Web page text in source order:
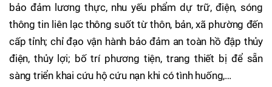
bảo đảm lương thực, nhu yếu phẩm dự trữ, điện, sóng
thông tin liên lạc thông suốt từ thôn, bản, xã phường đến
cấp tỉnh; chỉ đạo vận hành bảo đảm an toàn hồ đập thủy
điện, thủy lợi; bố trí phương tiện, trang thiết bị để sẵn
sàng triển khai cứu hộ cứu nạn khi có tình huống,…